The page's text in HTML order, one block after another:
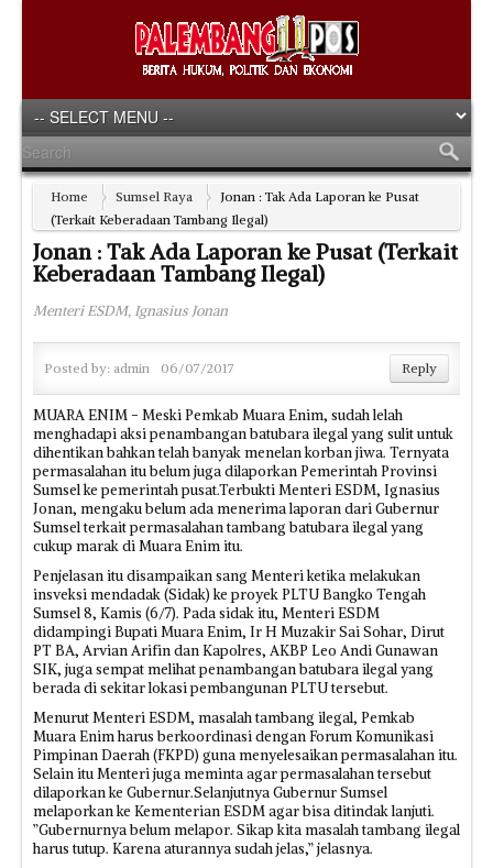
Home Sumsel Raya
Jonan : Tak Ada Laporan ke Pusat
(Terkait Keberadaan Tambang Ilegal)
Jonan : Tak Ada Laporan ke Pusat (Terkait
Keberadaan Tambang Ilegal)
Menteri ESDM, Ignasius Jonan
Posted by: admin 06/07/2017 Reply
MUARA ENIM - Meski Pemkab Muara Enim, sudah lelah
menghadapi aksi penambangan batubara ilegal yang sulit untuk
dihentikan bahkan telah banyak menelan korban jiwa. Ternyata
permasalahan itu belum juga dilaporkan Pemerintah Provinsi
Sumsel ke pemerintah pusat.Terbukti Menteri ESDM, Ignasius
Jonan, mengaku belum ada menerima laporan dari Gubernur
Sumsel terkait permasalahan tambang batubara ilegal yang
cukup marak di Muara Enim itu.
Penjelasan itu disampaikan sang Menteri ketika melakukan
insveksi mendadak (Sidak) ke proyek PLTU Bangko Tengah
Sumsel 8, Kamis (6/7). Pada sidak itu, Menteri ESDM
didampingi Bupati Muara Enim, Ir H Muzakir Sai Sohar, Dirut
PT BA, Arvian Arifin dan Kapolres, AKBP Leo Andi Gunawan
SIK, juga sempat melihat penambangan batubara ilegal yang
berada di sekitar lokasi pembangunan PLTU tersebut.
Menurut Menteri ESDM, masalah tambang ilegal, Pemkab
Muara Enim harus berkoordinasi dengan Forum Komunikasi
Pimpinan Daerah (FKPD) guna menyelesaikan permasalahan itu.
Selain itu Menteri juga meminta agar permasalahan tersebut
dilaporkan ke Gubernur.Selanjutnya Gubernur Sumsel
melaporkan ke Kementerian ESDM agar bisa ditindak lanjuti.
”Gubernurnya belum melapor. Sikap kita masalah tambang ilegal
harus tutup. Karena aturannya sudah jelas,” jelasnya.